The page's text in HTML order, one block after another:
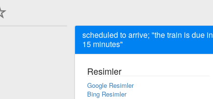
scheduled to arrive; "the train is due in
15 minutes"
Resimler
Google Resimler
Bing Resimler